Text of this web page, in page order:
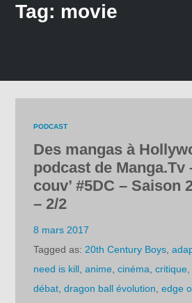
Tag: movie
PODCAST
Des mangas à
podcast de Manga.Tv
couv’ #5DC – Saison
– 2/2
8 mars 2017
Tagged as: 20th Century Boys ,
need is kill ,anime ,cinéma ,critique
débat ,dragon ball évolution ,edge